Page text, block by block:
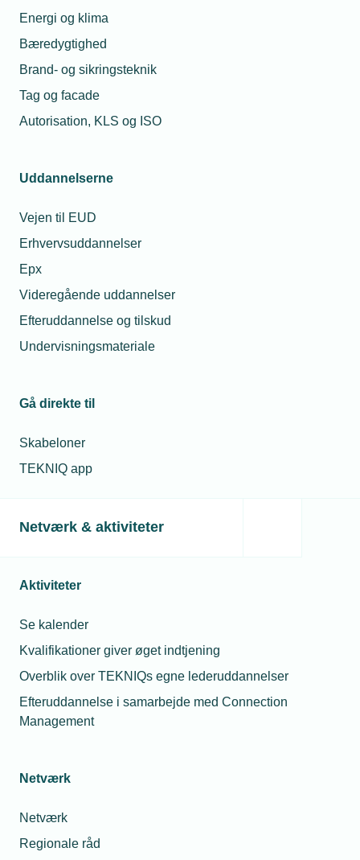
Energi og klima
Bæredygtighed
Brand- og sikringsteknik
Tag og facade
Autorisation, KLS og ISO
Uddannelserne
Vejen til EUD
Erhvervsuddannelser
Epx
Videregående uddannelser
Efteruddannelse og tilskud
Undervisningsmateriale
Gå direkte til
Skabeloner
TEKNIQ app
Netværk & aktiviteter
Aktiviteter
Se kalender
Kvalifikationer giver øget indtjening
Overblik over TEKNIQs egne lederuddannelser
Efteruddannelse i samarbejde med Connection
Management
Netværk
Netværk
Regionale råd